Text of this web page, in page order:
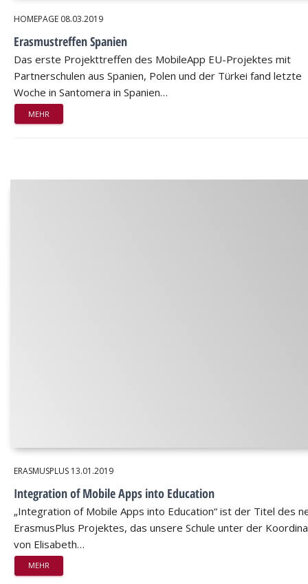
HOMEPAGE 08.03.2019
Erasmustreffen Spanien
Das erste Projekttreffen des MobileApp EU-Projektes mit
Partnerschulen aus Spanien, Polen und der Türkei fand letzte
Woche in Santomera in Spanien…
MEHR
ERASMUSPLUS 13.01.2019
Integration of Mobile Apps into Education
„Integration of Mobile Apps into Education“ ist der Titel des
ErasmusPlus Projektes, das unsere Schule unter der
von Elisabeth…
MEHR